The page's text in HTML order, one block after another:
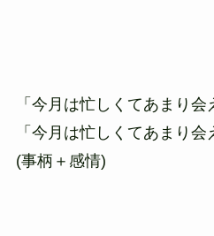
「今月は忙しくてあまり
「今月は忙しくてあまり会
(事柄＋感情)